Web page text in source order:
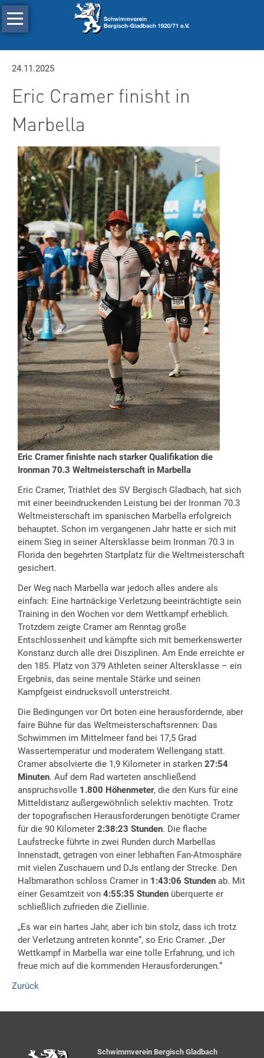
Navigation
überspringen
Schwimmen
Triathlon
Wasserball
Verein
24.11.2025
Eric Cramer finisht in
Marbella
Eric Cramer finishte nach starker Qualifikation die
Ironman 70.3 Weltmeisterschaft in Marbella
Eric Cramer, Triathlet des SV Bergisch Gladbach, hat sich
mit einer beeindruckenden Leistung bei der Ironman 70.3
Weltmeisterschaft im spanischen Marbella erfolgreich
behauptet. Schon im vergangenen Jahr hatte er sich mit
einem Sieg in seiner Altersklasse beim Ironman 70.3 in
Florida den begehrten Startplatz für die Weltmeisterschaft
gesichert.
Der Weg nach Marbella war jedoch alles andere als
einfach: Eine hartnäckige Verletzung beeinträchtigte sein
Training in den Wochen vor dem Wettkampf erheblich.
Trotzdem zeigte Cramer am Renntag große
Entschlossenheit und kämpfte sich mit bemerkenswerter
Konstanz durch alle drei Disziplinen. Am Ende erreichte er
den 185. Platz von 379 Athleten seiner Altersklasse – ein
Ergebnis, das seine mentale Stärke und seinen
Kampfgeist eindrucksvoll unterstreicht.
Die Bedingungen vor Ort boten eine herausfordernde, aber
faire Bühne für das Weltmeisterschaftsrennen: Das
Schwimmen im Mittelmeer fand bei 17,5 Grad
Wassertemperatur und moderatem Wellengang statt.
Cramer absolvierte die 1,9 Kilometer in starken 27:54
Minuten. Auf dem Rad warteten anschließend
anspruchsvolle 1.800 Höhenmeter, die den Kurs für eine
Mitteldistanz außergewöhnlich selektiv machten. Trotz
der topografischen Herausforderungen benötigte Cramer
für die 90 Kilometer 2:38:23 Stunden. Die flache
Laufstrecke führte in zwei Runden durch Marbellas
Innenstadt, getragen von einer lebhaften Fan-Atmosphäre
mit vielen Zuschauern und DJs entlang der Strecke. Den
Halbmarathon schloss Cramer in 1:43:06 Stunden ab. Mit
einer Gesamtzeit von 4:55:35 Stunden überquerte er
schließlich zufrieden die Ziellinie.
„Es war ein hartes Jahr, aber ich bin stolz, dass ich trotz
der Verletzung antreten konnte“, so Eric Cramer. „Der
Wettkampf in Marbella war eine tolle Erfahrung, und ich
freue mich auf die kommenden Herausforderungen.“
Zurück
Schwimmverein Bergisch Gladbach